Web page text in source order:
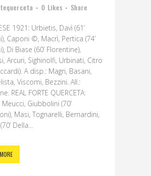
0 Likes Share
1921: Urbietis, Davì (61’
Caponi ©, Macrì, Pertica (74’
Di Biase (60’ Florentine),
Arcuri, Sighinolfi, Urbinati, Citro
A disp.: Magri, Basani,
Viscomi, Bezzini. All.:
REAL FORTE QUERCETA:
Meucci, Giubbolini (70’
Masi, Tognarelli, Bernardini,
Della...